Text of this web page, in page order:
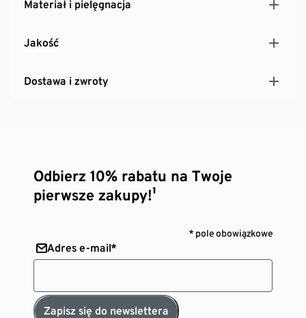
Materiał i pielęgnacja
Jakość
Dostawa i zwroty
Odbierz 10% rabatu na Twoje
pierwsze zakupy!¹
* pole obowiązkowe
Adres e-mail*
Zapisz się do newslettera